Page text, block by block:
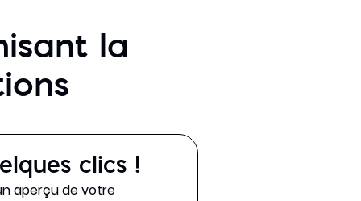
la
clics !
aperçu de votre